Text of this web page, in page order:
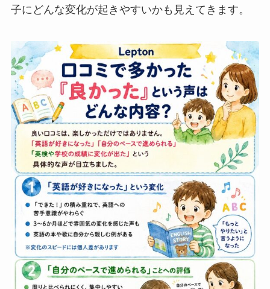
子にどんな変化が起きやすいかも見えてきます。